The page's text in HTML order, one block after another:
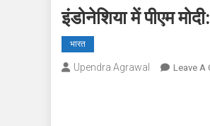
इंडोनेशिया में पीएम
भारत
Upendra Agrawal Leave A